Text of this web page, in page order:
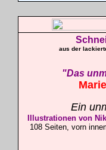
aus der
"Das
Ein
Illustrationen von
108 Seiten, vorn